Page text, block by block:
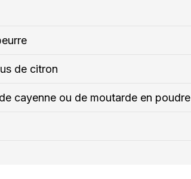
de citron
cayenne ou de moutarde en poudre